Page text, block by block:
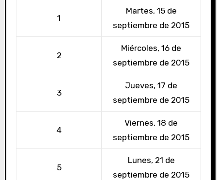
1
Martes, 15 de
septiembre de 2015
2
Miércoles, 16 de
septiembre de 2015
3
Jueves, 17 de
septiembre de 2015
4
Viernes, 18 de
septiembre de 2015
5
Lunes, 21 de
septiembre de 2015